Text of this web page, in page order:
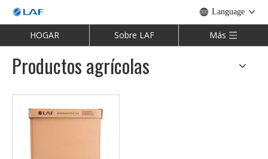
Language
HOGAR Sobre LAF Más
Productos agrícolas